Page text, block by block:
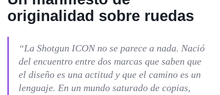
originalidad sobre ruedas
“La Shotgun ICON no se parece a nada. Nació
del encuentro entre dos marcas que saben que
el diseño es una actitud y que el camino es un
lenguaje. En un mundo saturado de copias,